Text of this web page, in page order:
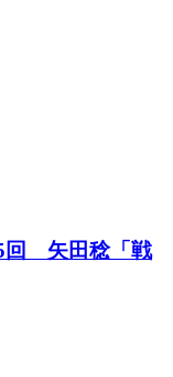
回 矢田稔「戦